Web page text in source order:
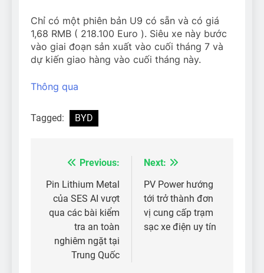
Chỉ có một phiên bản U9 có sẵn và có giá
1,68 RMB ( 218.100 Euro ). Siêu xe này bước
vào giai đoạn sản xuất vào cuối tháng 7 và
dự kiến ​​giao hàng vào cuối tháng này.
Thông qua
Tagged: BYD
Điều
hướng
bài
Previous:
Pin Lithium Metal
của SES AI vượt
qua các bài kiểm
tra an toàn
nghiêm ngặt tại
Trung Quốc
Next:
PV Power hướng
tới trở thành đơn
vị cung cấp trạm
sạc xe điện uy tín